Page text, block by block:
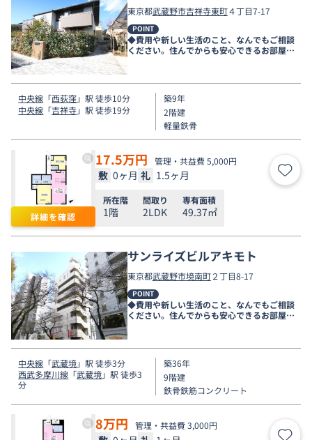
東京都武蔵野市吉祥寺東町４丁目7-17
POINT
◆費用や新しい生活のこと、なんでもご相談
ください。住んでからも安心できるお部屋探
しをお手伝いします◆
中央線 「西荻窪」駅 徒歩10分
中央線 「吉祥寺」駅 徒歩19分
築9年
2階建
軽量鉄骨
詳細を確認
17.5万円 管理・共益費 5,000円
敷 0ヶ月 礼 1.5ヶ月 お気
所在階
1階
間取り
2LDK
専有面積
49.37㎡
サンライズビルアキモト
東京都武蔵野市境南町２丁目8-17
POINT
◆費用や新しい生活のこと、なんでもご相談
ください。住んでからも安心できるお部屋探
しをお手伝いします◆
中央線 「武蔵境」駅 徒歩3分
西武多摩川線 「武蔵境」駅 徒歩3
分
築36年
9階建
鉄骨鉄筋コンクリート
8万円 管理・共益費 3,000円